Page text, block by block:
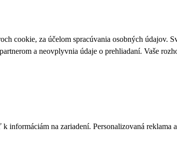
cookie, za účelom spracúvania osobných údajov.
a neovplyvnia údaje o prehliadaní. Vaše
na zariadení. Personalizovaná reklama